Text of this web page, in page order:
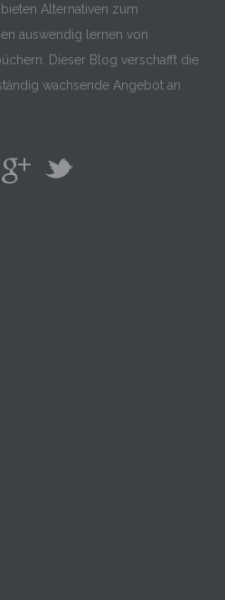
Alternativen zum
auswendig lernen von
Dieser Blog verschafft die
wachsende Angebot an